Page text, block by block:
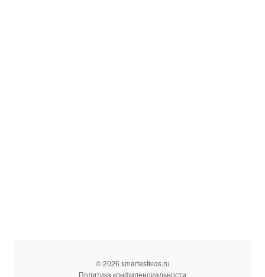
© 2026 smartestkids.ru
Политика конфиденциальности